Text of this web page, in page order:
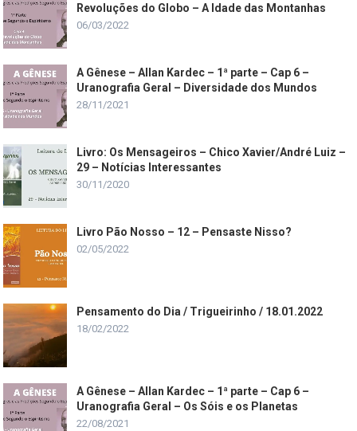
Revoluções do Globo – A Idade das Montanhas
06/03/2022
A Gênese – Allan Kardec – 1ª parte – Cap 6 –
Uranografia Geral – Diversidade dos Mundos
28/11/2021
Livro: Os Mensageiros – Chico Xavier/André Luiz –
29 – Notícias Interessantes
30/11/2020
Livro Pão Nosso – 12 – Pensaste Nisso?
02/05/2022
Pensamento do Dia / Trigueirinho / 18.01.2022
18/02/2022
A Gênese – Allan Kardec – 1ª parte – Cap 6 –
Uranografia Geral – Os Sóis e os Planetas
22/08/2021